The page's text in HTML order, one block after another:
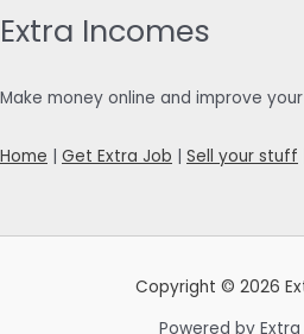
Extra Incomes
Make money online and improve
Home Get Extra Job Sell your stuff
Copyright © 2026
Powered by